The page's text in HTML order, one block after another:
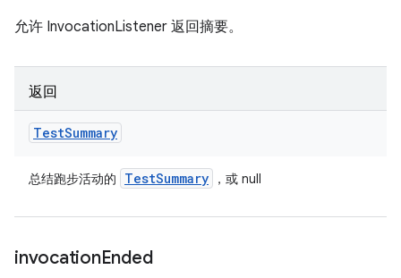
允许 InvocationListener 返回摘要。
返回
TestSummary
总结跑步活动的 TestSummary ，或 null
invocationEnded